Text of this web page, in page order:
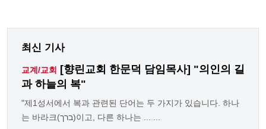
최신 기사
교계/교회 [향린교회 한문덕 담임목사] "의인의 길
과 하늘의 복"
"제1성서에서 복과 관련된 단어는 두 가지가 있습니다. 하나
는 바라크(ברך)이고, 다른 하나는 ... ...